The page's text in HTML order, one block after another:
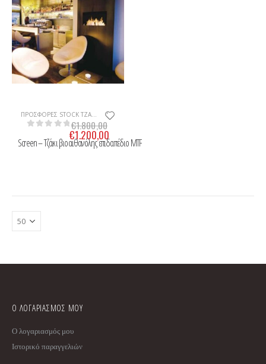
Screen – Τζάκι βιοαιθανόλης επιδαπέδιο MTF
€1.800,00
€1.200,00
Ο ΛΟΓΑΡΙΑΣΜΟΣ ΜΟΥ
Ο λογαριασμός μου
Ιστορικό παραγγελιών